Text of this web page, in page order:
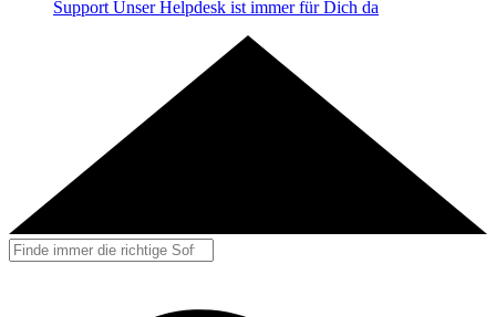
Support Unser Helpdesk ist immer für Dich da